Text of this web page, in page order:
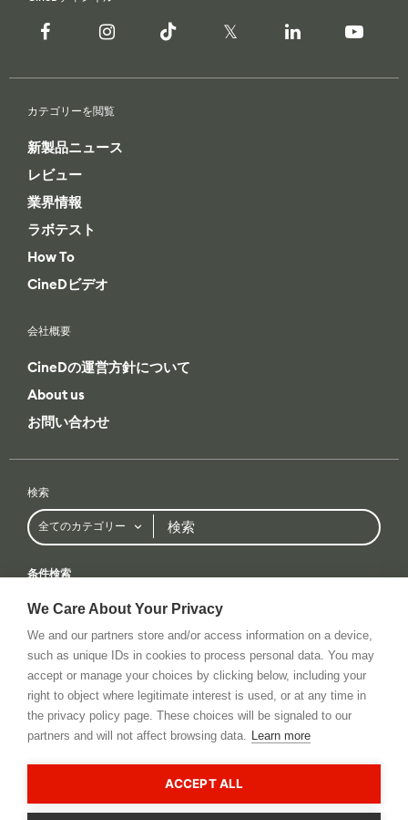
カテゴリーを閲覧
新製品ニュース
レビュー
業界情報
ラボテスト
How To
CineDビデオ
会社概要
CineDの運営方針について
About us
お問い合わせ
検索
全てのカテゴリー
索
条件検索
全てのカテゴリー 全てのブランド
© 2026 All rights reserved. cinema5D GmbH
Privacy Policy RSS Feed お問い合わせ
This site is registered onwpml.orgas a development site. Switch to a production
site key toremove this banner
We Care About Your Privacy
We and our partners store and/or access information on a device,
such as unique IDs in cookies to process personal data. You may
accept or manage your choices by clicking below, including your
right to object where legitimate interest is used, or at any time in
the privacy policy page. These choices will be signaled to our
partners and will not affect browsing data. Learn more
ACCEPT ALL